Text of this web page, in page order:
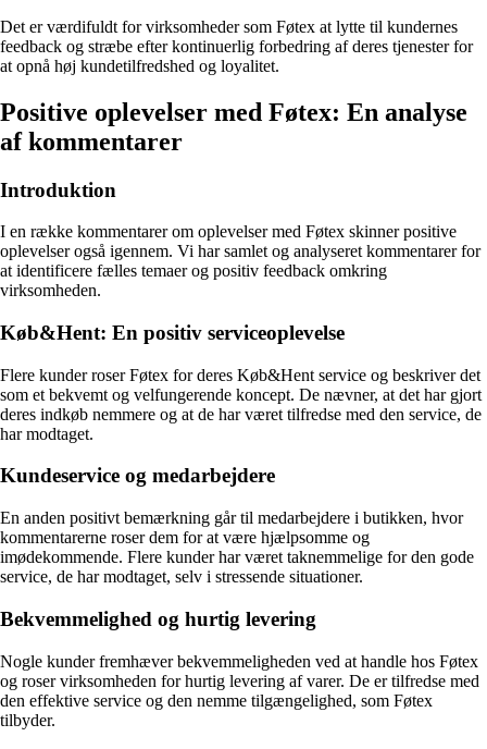
Det er værdifuldt for virksomheder som Føtex at lytte til kundernes
feedback og stræbe efter kontinuerlig forbedring af deres tjenester for
at opnå høj kundetilfredshed og loyalitet.
Positive oplevelser med Føtex: En analyse
af kommentarer
Introduktion
I en række kommentarer om oplevelser med Føtex skinner positive
oplevelser også igennem. Vi har samlet og analyseret kommentarer for
at identificere fælles temaer og positiv feedback omkring
virksomheden.
Køb&Hent: En positiv serviceoplevelse
Flere kunder roser Føtex for deres Køb&Hent service og beskriver det
som et bekvemt og velfungerende koncept. De nævner, at det har gjort
deres indkøb nemmere og at de har været tilfredse med den service, de
har modtaget.
Kundeservice og medarbejdere
En anden positivt bemærkning går til medarbejdere i butikken, hvor
kommentarerne roser dem for at være hjælpsomme og
imødekommende. Flere kunder har været taknemmelige for den gode
service, de har modtaget, selv i stressende situationer.
Bekvemmelighed og hurtig levering
Nogle kunder fremhæver bekvemmeligheden ved at handle hos Føtex
og roser virksomheden for hurtig levering af varer. De er tilfredse med
den effektive service og den nemme tilgængelighed, som Føtex
tilbyder.